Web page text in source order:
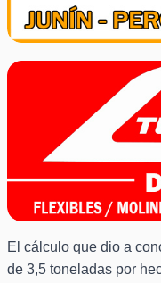
El cálculo que dio a
de 3,5 toneladas por